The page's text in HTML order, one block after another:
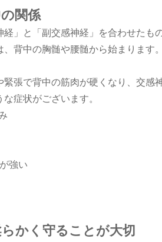
関係
」と「副交感神経」を合わせたも
背中の胸髄や腰髄から始まります。
張で背中の筋肉が硬くなり、交感
症状がございます。
強い
かく守ることが大切